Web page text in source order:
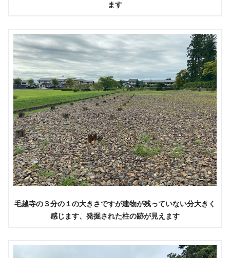
ます
毛越寺の３分の１の大きさですが建物が残っていない分大きく
感じます、発掘された柱の跡が見えます